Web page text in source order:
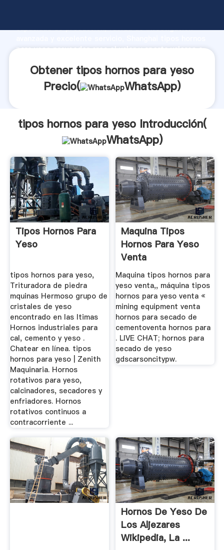
capacidad de producción, fuerza de investigación
para yeso proveedor crea el valor y aporta valores a
Obtener tipos hornos para yeso
Precio(
WhatsApp)
tipos hornos para yeso Introducción(
WhatsApp)
Tipos Hornos Para
Yeso
tipos hornos para yeso,
Trituradora de piedra
mquinas Hermoso grupo de
cristales de yeso
encontrado en las ltimas
Hornos industriales para
cal, cemento y yeso .
Chatear en línea. tipos
hornos para yeso | Zenith
Maquinaria. Hornos
rotativos para yeso,
calcinadores, secadores y
enfriadores. Hornos
rotativos continuos a
contracorriente ...
Maquina Tipos
Hornos Para Yeso
Venta
Maquina tipos hornos para
yeso venta,, máquina tipos
hornos para yeso venta «
mining equipment venta
hornos para secado de
cementoventa hornos para
. LIVE CHAT; hornos para
secado de yeso
gdscarsoncitypw.
Hornos De Yeso De
Los Aljezares
Wikipedia, La ...